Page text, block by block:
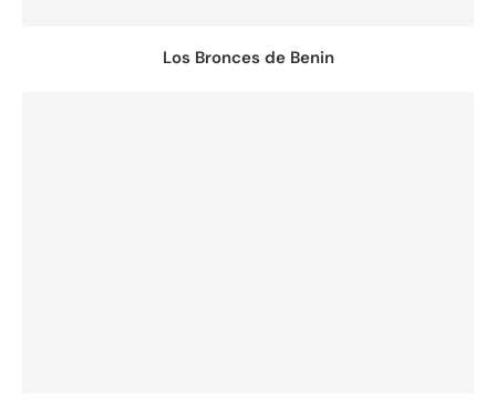
Los Bronces de Benin